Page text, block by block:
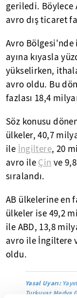
geriledi. Böylece
avro dış ticaret
Avro Bölgesi'nde
ayına kıyasla
yükselirken,
avro oldu. Bu
fazlası 18,4
Söz konusu
ülkeler, 40,7
ile İngiltere, 20
avro ile Çin ve
sıralandı.
AB ülkelerine en
ülkeler ise 49,2
ile ABD, 13,8
avro ile İngiltere
oldu.
Yasal Uyarı:
Turkuvaz Medya